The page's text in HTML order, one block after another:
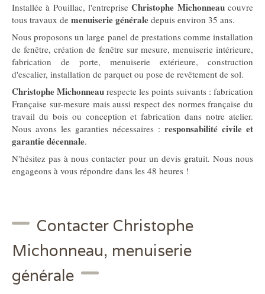
Installée à Pouillac, l'entrepriseChristophe Michonneaucouvre
tous travaux de menuiserie générale depuis environ 35 ans.
Nous proposons un large panel de prestations comme installation
de fenêtre, création de fenêtre sur mesure, menuiserie intérieure,
fabrication de porte, menuiserie extérieure, construction
d'escalier, installation de parquet ou pose de revêtement de sol.
Christophe Michonneau respecte les points suivants : fabrication
Française sur-mesure mais aussi respect des normes française du
travail du bois ou conception et fabrication dans notre atelier.
Nous avons les garanties nécessaires : responsabilité civile et
garantie décennale.
N'hésitez pas à nous contacter pour un devis gratuit. Nous nous
engageons à vous répondre dans les 48 heures !
Contacter Christophe
Michonneau, menuiserie
générale